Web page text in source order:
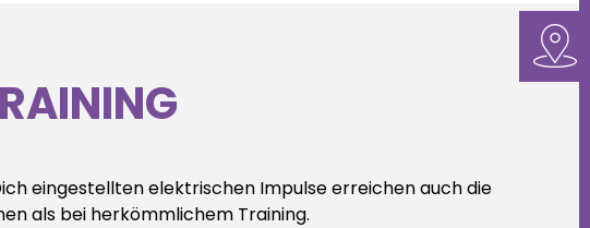
eingestellten elektrischen Impulse erreichen auch die
als bei herkömmlichem Training.